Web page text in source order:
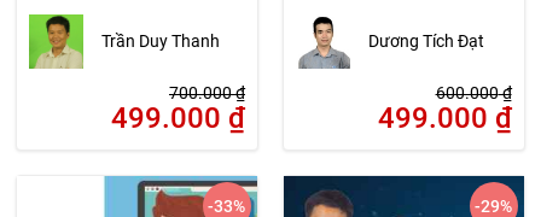
Trần Duy Thanh
700.000₫
499.000 ₫
Dương Tích Đạt
600.000₫
499.000 ₫
-33% -29%